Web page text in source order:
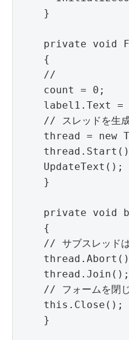
    }
private void
    {
    //
    count = 0;
label1.Text =
// スレッドを生
thread = new
    UpdateText();
    }
private void
    {
// サブスレッド
    thread.Join();
// フォームを閉
    this.Close();
    }